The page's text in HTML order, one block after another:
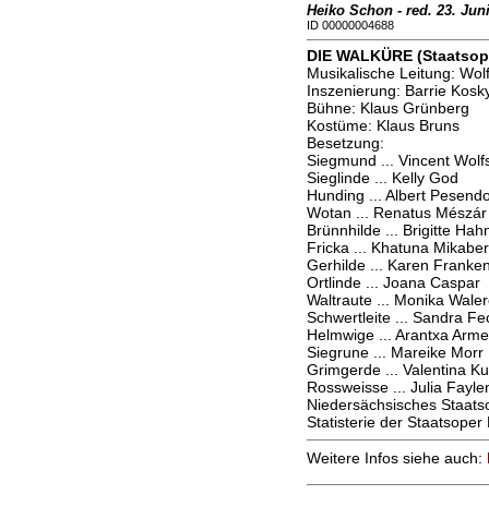
Heiko Schon - red. 23.
ID 00000004688
DIE WALKÜRE
Musikalische Leitung:
Inszenierung: Barrie
Bühne: Klaus Grünberg
Kostüme: Klaus Bruns
Besetzung:
Siegmund ... Vincent
Sieglinde ... Kelly God
Hunding ... Albert
Wotan ... Renatus Mészár
Brünnhilde ... Brigitte
Fricka ... Khatuna
Gerhilde ... Karen
Ortlinde ... Joana Caspar
Waltraute ... Monika
Schwertleite ... Sandra
Helmwige ... Arantxa
Siegrune ... Mareike Morr
Grimgerde ... Valentina
Rossweisse ... Julia
Niedersächsisches
Statisterie der Staatsoper
Weitere Infos siehe auch: